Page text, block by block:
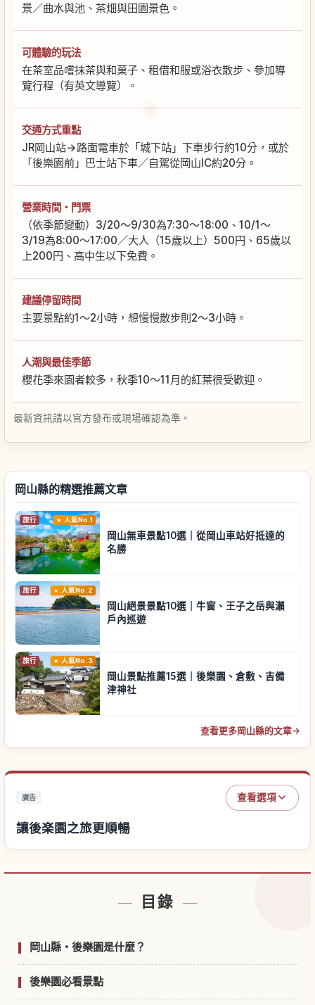
景／曲水與池、茶畑與田園景色。
可體驗的玩法
在茶室品嚐抹茶與和菓子、租借和服或浴衣散步、參加導
覽行程（有英文導覽）。
交通方式重點
JR岡山站→路面電車於「城下站」下車步行約10分，或於
「後樂園前」巴士站下車／自駕從岡山IC約20分。
營業時間・門票
（依季節變動）3/20〜9/30為7:30〜18:00、10/1〜
3/19為8:00〜17:00／大人（15歲以上）500円、65歲以
上200円、高中生以下免費。
建議停留時間
主要景點約1〜2小時，想慢慢散步則2〜3小時。
人潮與最佳季節
櫻花季來園者較多，秋季10〜11月的紅葉很受歡迎。
最新資訊請以官方發布或現場確認為準。
岡山縣的精選推薦文章
旅行 人氣No.1
岡山無車景點10選｜從岡山車站好抵達的
名勝
旅行 人氣No.2
岡山絕景景點10選｜牛窗、王子之岳與瀨
戶內巡遊
旅行 人氣No.3
岡山景點推薦15選｜後樂園、倉敷、吉備
津神社
查看更多岡山縣的文章→
廣告 查看選項
讓後楽園之旅更順暢
目錄
岡山縣・後樂園是什麼？
後樂園必看景點